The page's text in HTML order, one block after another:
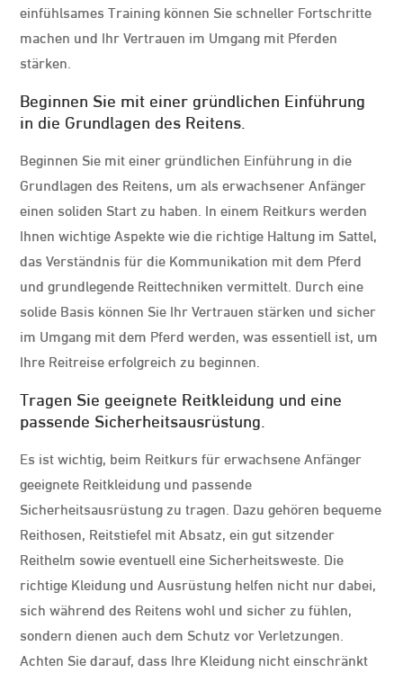
einfühlsames Training können Sie schneller Fortschritte
machen und Ihr Vertrauen im Umgang mit Pferden
stärken.
Beginnen Sie mit einer gründlichen Einführung
in die Grundlagen des Reitens.
Beginnen Sie mit einer gründlichen Einführung in die
Grundlagen des Reitens, um als erwachsener Anfänger
einen soliden Start zu haben. In einem Reitkurs werden
Ihnen wichtige Aspekte wie die richtige Haltung im Sattel,
das Verständnis für die Kommunikation mit dem Pferd
und grundlegende Reittechniken vermittelt. Durch eine
solide Basis können Sie Ihr Vertrauen stärken und sicher
im Umgang mit dem Pferd werden, was essentiell ist, um
Ihre Reitreise erfolgreich zu beginnen.
Tragen Sie geeignete Reitkleidung und eine
passende Sicherheitsausrüstung.
Es ist wichtig, beim Reitkurs für erwachsene Anfänger
geeignete Reitkleidung und passende
Sicherheitsausrüstung zu tragen. Dazu gehören bequeme
Reithosen, Reitstiefel mit Absatz, ein gut sitzender
Reithelm sowie eventuell eine Sicherheitsweste. Die
richtige Kleidung und Ausrüstung helfen nicht nur dabei,
sich während des Reitens wohl und sicher zu fühlen,
sondern dienen auch dem Schutz vor Verletzungen.
Achten Sie darauf, dass Ihre Kleidung nicht einschränkt